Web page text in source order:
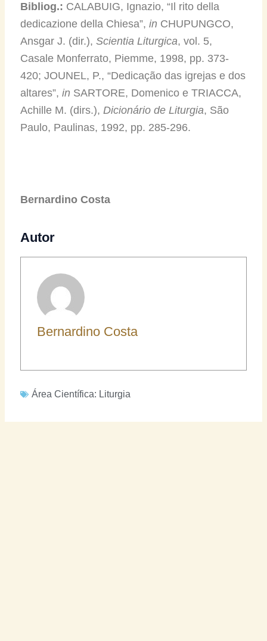
Bibliog.: CALABUIG, Ignazio, “Il rito della
dedicazione della Chiesa”, in CHUPUNGCO,
Ansgar J. (dir.), Scientia Liturgica, vol. 5,
Casale Monferrato, Piemme, 1998, pp. 373-
420; JOUNEL, P., “Dedicação das igrejas e dos
altares”, in SARTORE, Domenico e TRIACCA,
Achille M. (dirs.), Dicionário de Liturgia, São
Paulo, Paulinas, 1992, pp. 285-296.
Bernardino Costa
Autor
Bernardino Costa
Área Científica: Liturgia